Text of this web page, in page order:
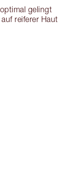
gelingt
reiferer Haut